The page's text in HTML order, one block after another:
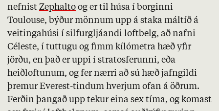
nefnist Zephalto og er til húsa í borginni
Toulouse, býður mönnum upp á staka máltíð á
veitingahúsi í silfurgljáandi loftbelg, að nafni
Céleste, í tuttugu og fimm kílómetra hæð yfir
jörðu, en það er uppi í stratosferunni, eða
heiðloftunum, og fer nærri að sú hæð jafngildi
þremur Everest-tindum hverjum ofan á öðrum.
Ferðin þangað upp tekur eina sex tíma, og komast